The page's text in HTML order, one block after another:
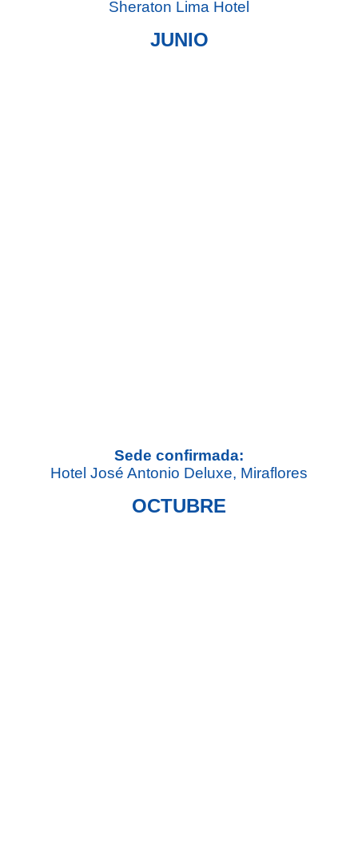
Sheraton Lima Hotel
JUNIO
Sede confirmada:
Hotel José Antonio Deluxe, Miraflores
OCTUBRE